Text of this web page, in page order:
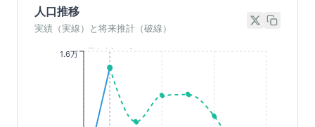
人口推移
実績（実線）と将来推計（破線）
1.6万